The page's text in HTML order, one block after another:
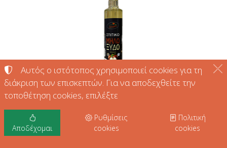
Αυτός ο ιστότοπος χρησιμοποιεί cookies για τη
διάκριση των επισκεπτών. Για να αποδεχθείτε την
τοποθέτηση cookies, επιλέξτε
Αποδέχομαι
Ρυθμίσεις
cookies
Πολιτική
cookies